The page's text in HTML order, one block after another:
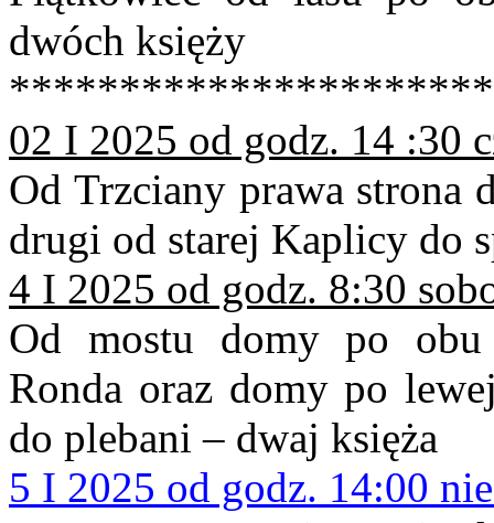
dwóch księży
02 I 2025 od godz. 14 :30
Od Trzciany prawa strona
drugi od starej Kaplicy do
4 I 2025 od godz. 8:30
Od mostu domy po
Ronda oraz domy po
do plebani – dwaj księża
5 I 2025 od godz. 14:00